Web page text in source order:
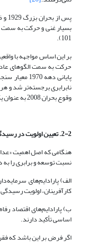
101).
بر این اساس مواجهه با
پایانی
نابرابری برجسته‌تر شد و
وقوع بحران 2008 به ‌عنوان یک چالش توزیعی، پایانی بر تردیدها در اهمیت و اولویت توجه به نابرابری رقم خورد (Cornia, 1999).
2-2. تعیین اولویت در رسیدگی به نابرابری یا رشد (توسعه)
هنگامی که اصل اهمیت
نسبت توسعه و برابری را
الف) پارادایم‌های
کارآفرینان، اولویت
ب) پارادایم‌های اقتصاد
اساسی تأکید دارند.
اگر فرض بر این باشد که